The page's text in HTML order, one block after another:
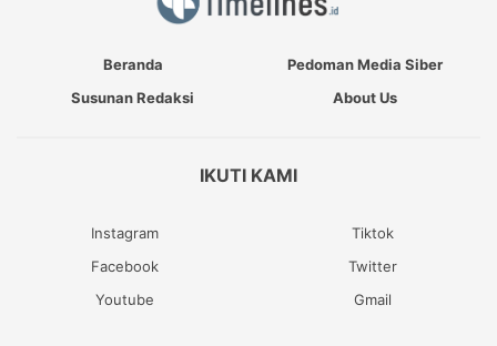
Beranda
Pedoman Media Siber
Susunan Redaksi
About Us
IKUTI KAMI
Instagram
Tiktok
Facebook
Twitter
Youtube
Gmail